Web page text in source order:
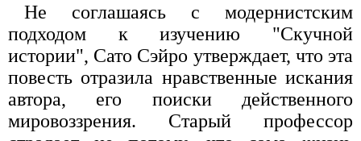
Не соглашаясь с модернистским
подходом к изучению "Скучной
истории", Сато Сэйро утверждает, что эта
повесть отразила нравственные искания
автора, его поиски действенного
мировоззрения. Старый профессор